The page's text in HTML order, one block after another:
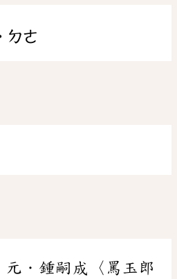
ㄉㄜ
元．鍾嗣成〈罵玉郎